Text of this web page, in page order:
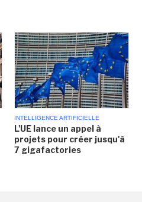
INTELLIGENCE ARTIFICIELLE
L'UE lance un appel à
projets pour créer jusqu'à
7 gigafactories